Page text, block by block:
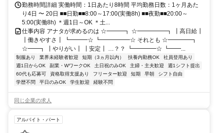
勤務時間詳細 実働時間：1日あたり8時間 平均勤務日数：1ヶ月あた
り4日 〜 20日 ■■日勤■■8:00～17:00(実働8h) ■■夜勤■■20:00～
5:00(実働8h) ＊週1日～OK ＊土...
仕事内容 アナタが求めるのは ☆━━━┓ ☆━━━━━┓ ┃高日給┃
┃働きやすさ┃ ┗━━━☆ ┗━━━━━☆ それとも ☆━━━━┓
☆━━┓ ┃やりがい┃ ┃安定┃ …？？ ┗━━━━☆ ┗━━...
制服あり 業界未経験者歓迎 短期（3ヵ月以内） 扶養内勤務OK
社員登用あり
週1日からOK
副業・WワークOK 土日祝のみOK 主婦・主夫歓迎
週1シフト提出
60代も応募可
資格取得支援あり フリーター歓迎 短期 早朝
シフト自由
学歴不問
平日のみOK 学生歓迎 経験不問
同じ企業の求人
アルバイト・パート